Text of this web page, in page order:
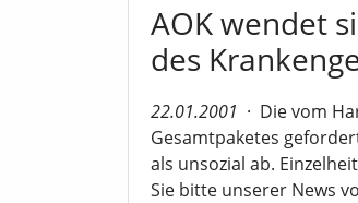
AOK wendet
des
22.01.2001 · Die vom
Gesamtpaketes
als unsozial ab.
Sie bitte unserer News